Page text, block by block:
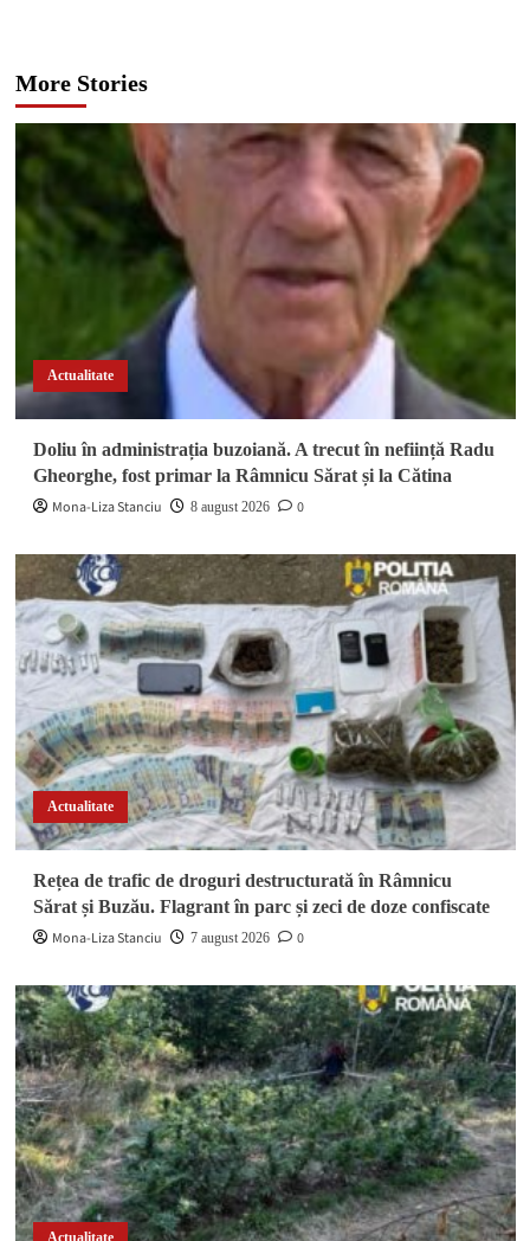
More Stories
Actualitate
Doliu în administrația buzoiană. A trecut în neființă Radu
Gheorghe, fost primar la Râmnicu Sărat și la Cătina
Mona-Liza Stanciu
8 august 2026 0
Actualitate
Rețea de trafic de droguri destructurată în Râmnicu
Sărat și Buzău. Flagrant în parc și zeci de doze confiscate
Mona-Liza Stanciu
7 august 2026 0
Actualitate